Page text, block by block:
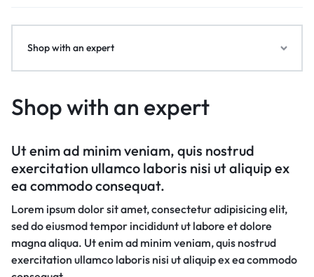
Shop with an expert
Ut enim ad minim veniam, quis nostrud
exercitation ullamco laboris nisi ut aliquip ex
ea commodo consequat.
Lorem ipsum dolor sit amet, consectetur adipisicing elit,
sed do eiusmod tempor incididunt ut labore et dolore
magna aliqua. Ut enim ad minim veniam, quis nostrud
exercitation ullamco laboris nisi ut aliquip ex ea commodo
Shop with an expert